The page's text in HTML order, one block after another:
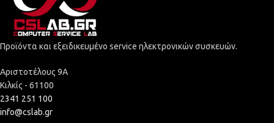
Προϊόντα και εξειδικευμένο service ηλεκτρονικών συσκευών.
Αριστοτέλους 9Α
Κιλκίς - 61100
2341 251 100
info@cslab.gr